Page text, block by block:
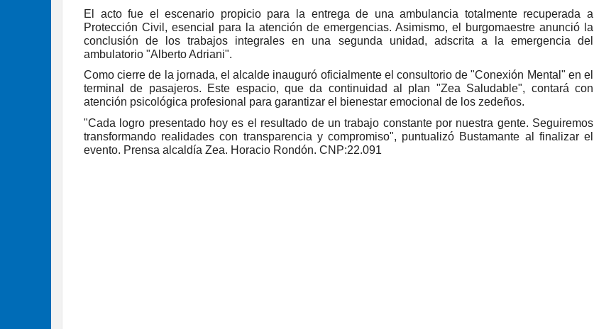
El acto fue el escenario propicio para la entrega de una ambulancia totalmente recuperada a
Protección Civil, esencial para la atención de emergencias. Asimismo, el burgomaestre anunció la
conclusión de los trabajos integrales en una segunda unidad, adscrita a la emergencia del
ambulatorio "Alberto Adriani".
Como cierre de la jornada, el alcalde inauguró oficialmente el consultorio de "Conexión Mental" en el
terminal de pasajeros. Este espacio, que da continuidad al plan "Zea Saludable", contará con
atención psicológica profesional para garantizar el bienestar emocional de los zedeños.
"Cada logro presentado hoy es el resultado de un trabajo constante por nuestra gente. Seguiremos
transformando realidades con transparencia y compromiso", puntualizó Bustamante al finalizar el
evento. Prensa alcaldía Zea. Horacio Rondón. CNP:22.091